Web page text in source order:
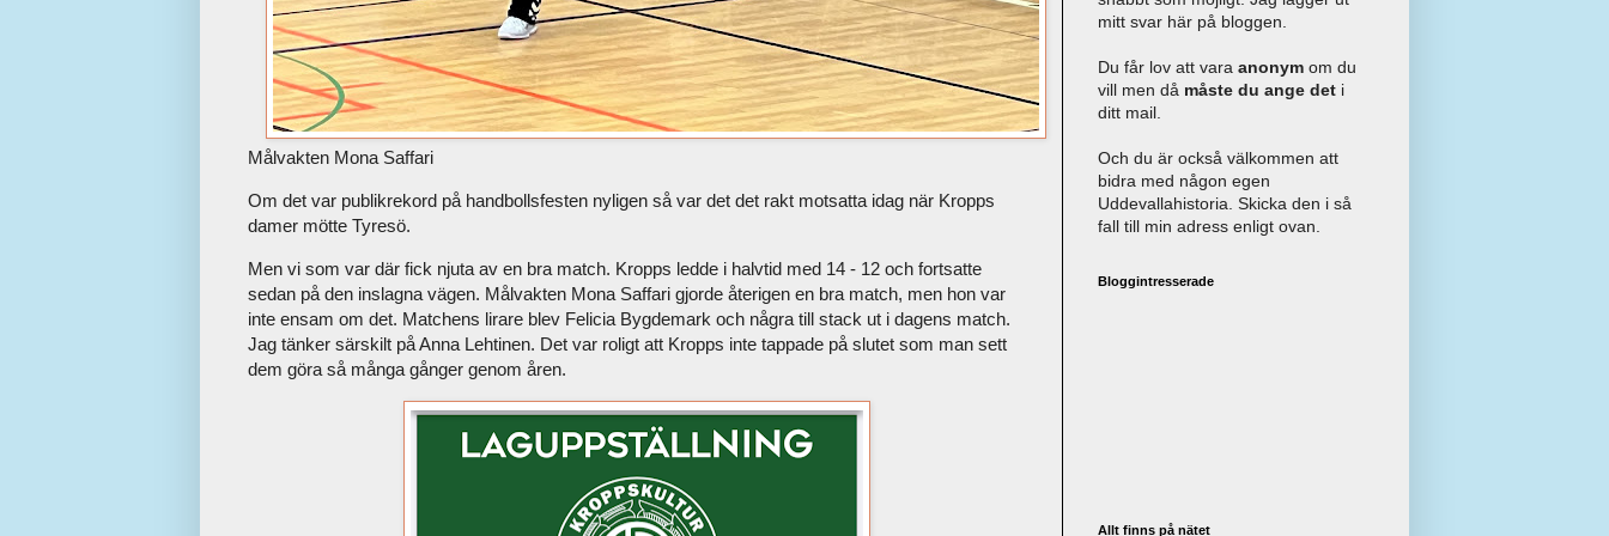
Målvakten Mona Saffari
Om det var publikrekord på handbollsfesten nyligen så var det det rakt motsatta idag när Kropps
damer mötte Tyresö.
Men vi som var där fick njuta av en bra match. Kropps ledde i halvtid med 14 - 12 och fortsatte
sedan på den inslagna vägen. Målvakten Mona Saffari gjorde återigen en bra match, men hon var
inte ensam om det. Matchens lirare blev Felicia Bygdemark och några till stack ut i dagens match.
Jag tänker särskilt på Anna Lehtinen. Det var roligt att Kropps inte tappade på slutet som man sett
dem göra så många gånger genom åren.
mitt svar här på bloggen.
Du får lov att vara anonym om du
vill men då måste du ange det i
ditt mail.
Och du är också välkommen att
bidra med någon egen
Uddevallahistoria. Skicka den i så
fall till min adress enligt ovan.
Bloggintresserade
Allt finns på nätet